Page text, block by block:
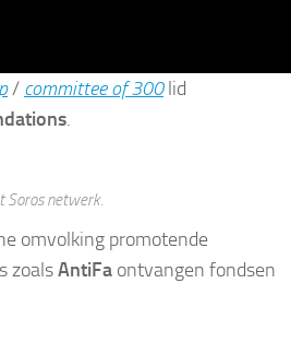
/ committee of 300lid
.
Soros netwerk.
omvolking promotende
zoalsAntiFa ontvangen fondsen